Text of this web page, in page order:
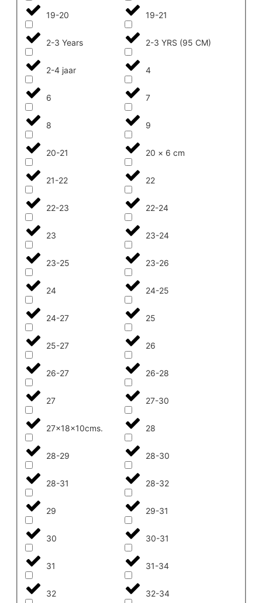
19-20 19-21
2-3 Years 2-3 YRS (95 CM)
2-4 jaar 4
6 7
8 9
20-21 20 × 6 cm
21-22 22
22-23 22-24
23 23-24
23-25 23-26
24 24-25
24-27 25
25-27 26
26-27 26-28
27 27-30
27x18x10cms. 28
28-29 28-30
28-31 28-32
29 29-31
30 30-31
31 31-34
32 32-34